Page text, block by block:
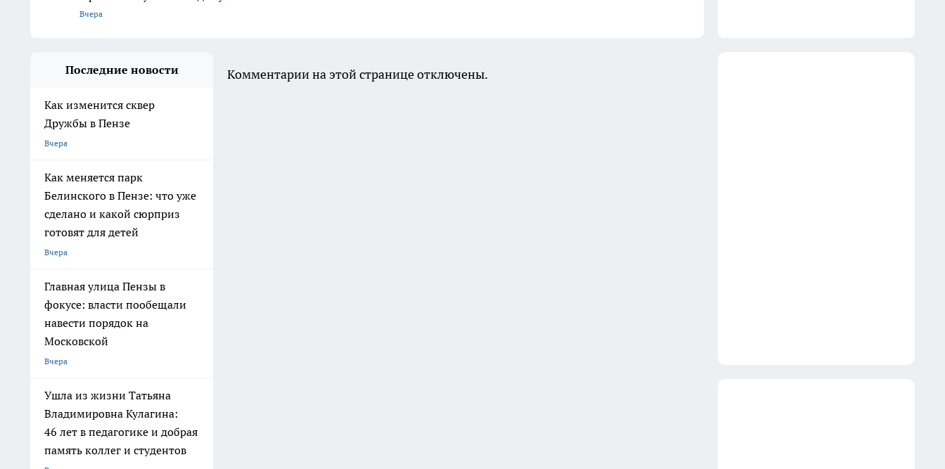
Вчера
Последние новости
Как изменится сквер
Дружбы в Пензе
Вчера
Как меняется парк
Белинского в Пензе: что уже
сделано и какой сюрприз
готовят для детей
Вчера
Главная улица Пензы в
фокусе: власти пообещали
навести порядок на
Московской
Вчера
Ушла из жизни Татьяна
Владимировна Кулагина:
46 лет в педагогике и добрая
память коллег и студентов
Комментарии на этой странице отключены.